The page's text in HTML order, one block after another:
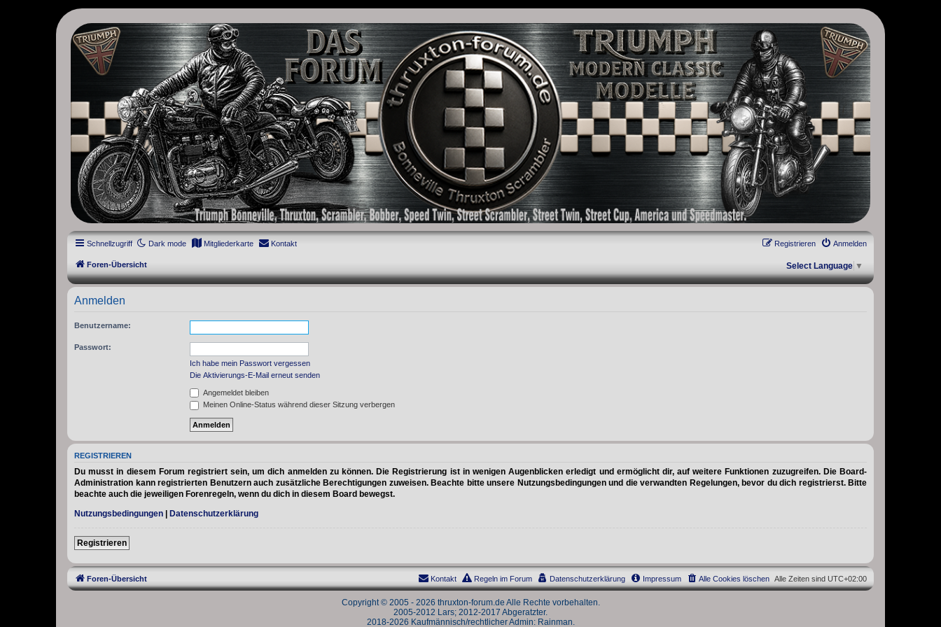
thruxton-forum.de
DAS FORUM! Alles rund um die Triumph Modern Classic Modelle. Das Forum für die New Bonneville Baureihen ab BJ 2001. Triumph Bonneville, Thruxton, Scrambler, Bobber, Speed Twin, Street Scrambler, Street Twin,
Street Cup, America und Speedmaster.
Schnellzugriff Dark mode Mitgliederkarte Kontakt Anmelden
Registrieren
Foren-Übersicht Select Language ▼
Anmelden
Benutzername:
Passwort:
Ich habe mein Passwort vergessen
Die Aktivierungs-E-Mail erneut senden
Angemeldet bleiben
Meinen Online-Status während dieser Sitzung verbergen
REGISTRIEREN
Du musst in diesem Forum registriert sein, um dich anmelden zu können. Die Registrierung ist in wenigen Augenblicken erledigt und ermöglicht dir, auf weitere Funktionen zuzugreifen. Die Board-
Administration kann registrierten Benutzern auch zusätzliche Berechtigungen zuweisen. Beachte bitte unsere Nutzungsbedingungen und die verwandten Regelungen, bevor du dich registrierst. Bitte
beachte auch die jeweiligen Forenregeln, wenn du dich in diesem Board bewegst.
Nutzungsbedingungen
Datenschutzerklärung
Registrieren
Foren-Übersicht Alle Zeiten sind UTC+02:00
Alle Cookies löschen
Impressum
Datenschutzerklärung
Regeln im Forum
Kontakt
Copyright © 2005 - 2026 thruxton-forum.de Alle Rechte vorbehalten.
2005-2012 Lars; 2012-2017 Abgeratzter.
2018-2026 Kaufmännisch/rechtlicher Admin: Rainman.